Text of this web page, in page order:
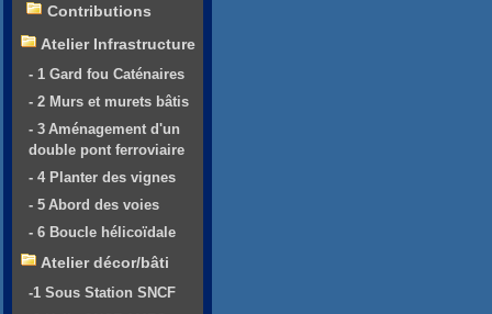
Contributions
Atelier Infrastructure
- 1 Gard fou Caténaires
- 2 Murs et murets bâtis
- 3 Aménagement d'un
double pont ferroviaire
- 4 Planter des vignes
- 5 Abord des voies
- 6 Boucle hélicoïdale
Atelier décor/bâti
-1 Sous Station SNCF